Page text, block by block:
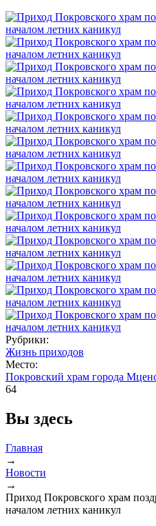
Рубрики:
Жизнь приходов
Место:
Покровский храм города
64
Вы здесь
Главная
→
Новости
→
Приход Покровского храм
началом летних каникул